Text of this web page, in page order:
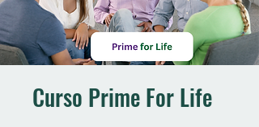
Curso Prime For Life